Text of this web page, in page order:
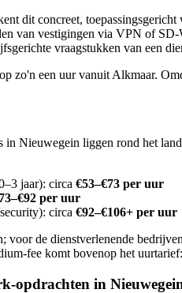
dit concreet,
van vestigingen via VPN of
vraagstukken van een
zo'n een uur vanuit Alkmaar.
in Nieuwegein liggen rond het
jaar): circa €53–€73 per uur
per uur
circa €92–€106+ per uur
voor de dienstverlenende
fee komt bovenop het
opdrachten in